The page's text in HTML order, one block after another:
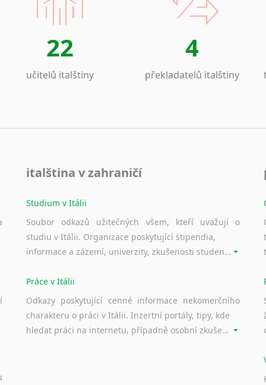
Laoština
Laponština
Lezginština
Malinština
Maorština
Megrelština
Moldavština
Mongolština
Nilosaharské jazyky
Nizozemština
Norština
Novořečtina
22
učitelů italštiny
4
překladatelů italštiny
italština v zahraničí
Studium v Itálii
Soubor odkazů užitečných všem, kteří uvažují o
studiu v Itálii. Organizace poskytující stipendia,
informace a zázemí, univerzity, zkušenosti studentů.
Práce v Itálii
Odkazy poskytující cenné informace nekomerčního
charakteru o práci v Itálii. Inzertní portály, tipy, kde
hledat práci na internetu, případně osobní zkušenosti ostatních.